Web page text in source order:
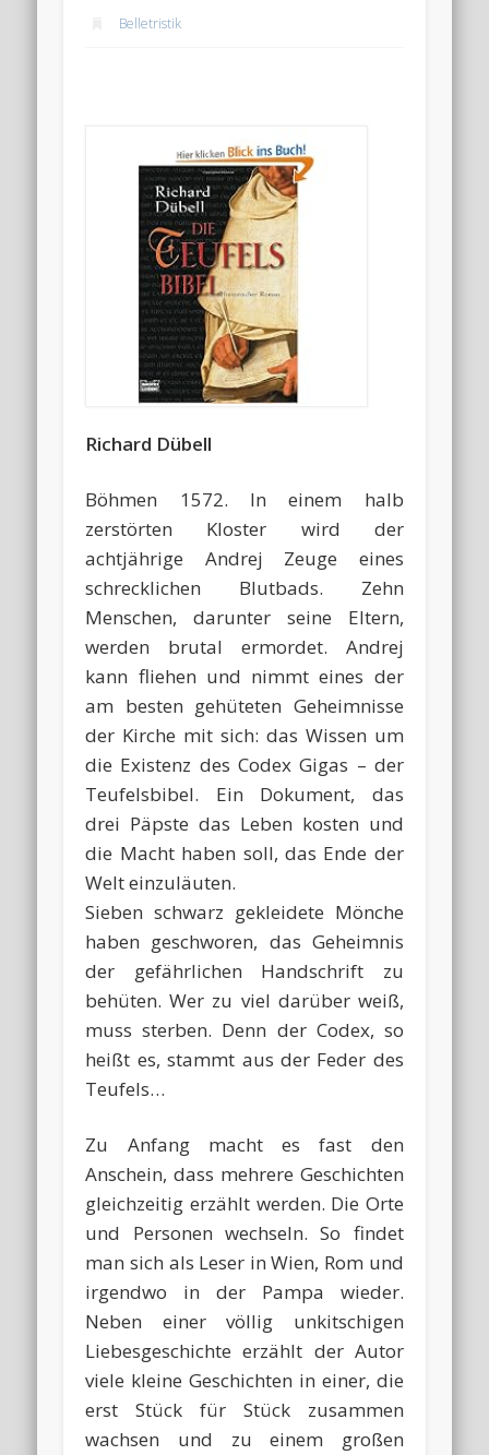
Belletristik
Richard Dübell
Böhmen 1572. In einem halb
zerstörten Kloster wird der
achtjährige Andrej Zeuge eines
schrecklichen Blutbads. Zehn
Menschen, darunter seine Eltern,
werden brutal ermordet. Andrej
kann fliehen und nimmt eines der
am besten gehüteten Geheimnisse
der Kirche mit sich: das Wissen um
die Existenz des Codex Gigas – der
Teufelsbibel. Ein Dokument, das
drei Päpste das Leben kosten und
die Macht haben soll, das Ende der
Welt einzuläuten.
Sieben schwarz gekleidete Mönche
haben geschworen, das Geheimnis
der gefährlichen Handschrift zu
behüten. Wer zu viel darüber weiß,
muss sterben. Denn der Codex, so
heißt es, stammt aus der Feder des
Teufels…
Zu Anfang macht es fast den
Anschein, dass mehrere Geschichten
gleichzeitig erzählt werden. Die Orte
und Personen wechseln. So findet
man sich als Leser in Wien, Rom und
irgendwo in der Pampa wieder.
Neben einer völlig unkitschigen
Liebesgeschichte erzählt der Autor
viele kleine Geschichten in einer, die
erst Stück für Stück zusammen
wachsen und zu einem großen